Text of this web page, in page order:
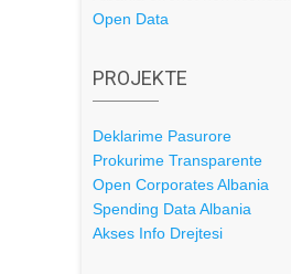
Open Data
PROJEKTE
Deklarime Pasurore
Prokurime Transparente
Open Corporates Albania
Spending Data Albania
Akses Info Drejtesi